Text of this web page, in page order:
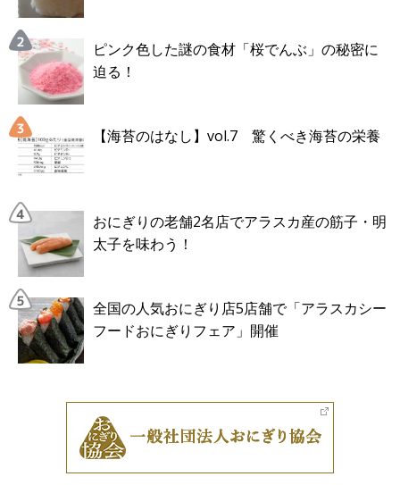
ピンク色した謎の食材「桜でんぶ」の秘密に
迫る！
【海苔のはなし】vol.7 驚くべき海苔の栄養
おにぎりの老舗2名店でアラスカ産の筋子・明
太子を味わう！
全国の人気おにぎり店5店舗で「アラスカシー
フードおにぎりフェア」開催